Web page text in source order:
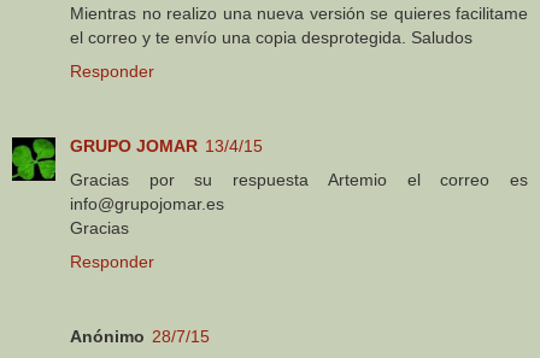
Mientras no realizo una nueva versión se quieres facilitame
el correo y te envío una copia desprotegida. Saludos
Responder
GRUPO JOMAR 13/4/15
Gracias por su respuesta Artemio el correo es
info@grupojomar.es
Gracias
Responder
Anónimo 28/7/15